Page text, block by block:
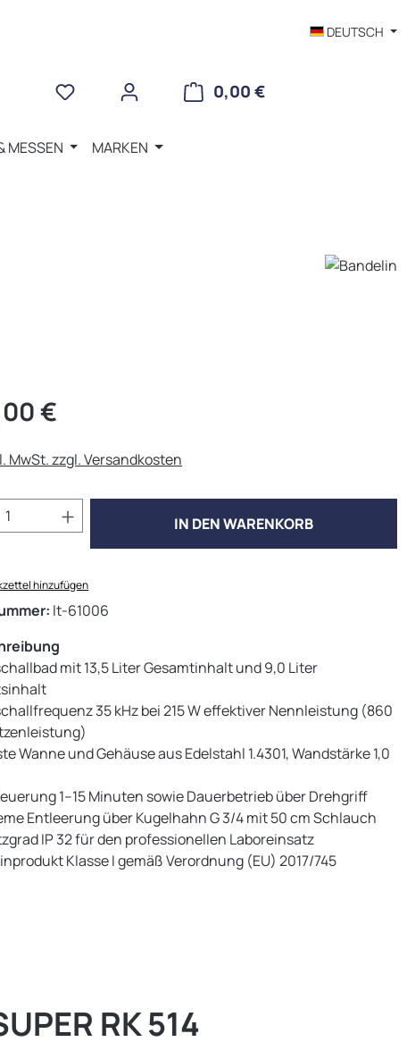
DEUTSCH
0,00 €WARENKORB
MESSEN MARKEN
€
MwSt. zzgl. Versandkosten
Anzahl: Gib den gewünschten Wert
IN DEN WARENKORB
hinzufügen
lt-61006
mit 13,5 Liter Gesamtinhalt und 9,0 Liter
35 kHz bei 215 W effektiver Nennleistung (860
Wanne und Gehäuse aus Edelstahl 1.4301, Wandstärke 1,0
1–15 Minuten sowie Dauerbetrieb über Drehgriff
Entleerung über Kugelhahn G 3/4 mit 50 cm Schlauch
IP 32 für den professionellen Laboreinsatz
Klasse I gemäß Verordnung (EU) 2017/745
RK 514